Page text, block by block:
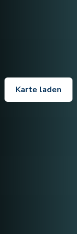
Karte laden